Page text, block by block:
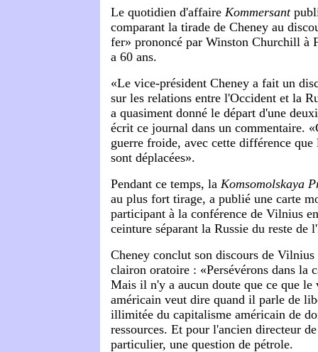
Le quotidien d'affaire Kommersant
comparant la tirade de Cheney au
fer» prononcé par Winston Churchill
a 60 ans.
«Le vice-président Cheney a fait un
sur les relations entre l'Occident et la
a quasiment donné le départ d'une
écrit ce journal dans un commentaire.
guerre froide, avec cette différence
sont déplacées».
Pendant ce temps, la Komsomolskaya
au plus fort tirage, a publié une carte
participant à la conférence de Vilnius
ceinture séparant la Russie du reste de
Cheney conclut son discours de Vilnius
clairon oratoire : «Persévérons dans la
Mais il n'y a aucun doute que ce que le
américain veut dire quand il parle de
illimitée du capitalisme américain de
ressources. Et pour l'ancien directeur
particulier, une question de pétrole.